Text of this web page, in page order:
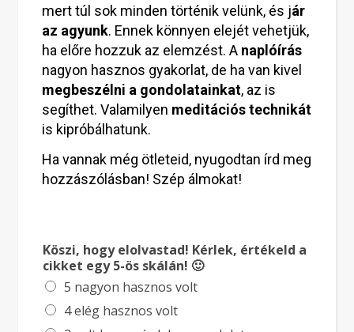
mert túl sok minden történik velünk, és jár
az agyunk. Ennek könnyen elejét vehetjük,
ha előre hozzuk az elemzést. A naplóírás
nagyon hasznos gyakorlat, de ha van kivel
megbeszélni a gondolatainkat, az is
segíthet. Valamilyen meditációs technikát
is kipróbálhatunk.
Ha vannak még ötleteid, nyugodtan írd meg
hozzászólásban! Szép álmokat!
Köszi, hogy elolvastad! Kérlek, értékeld a
cikket egy 5-ös skálán! 🙂
5 nagyon hasznos volt
4 elég hasznos volt